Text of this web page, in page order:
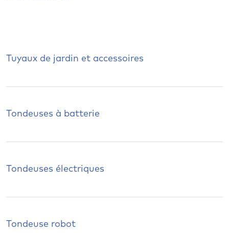
Tuyaux de jardin et accessoires
Tondeuses à batterie
Tondeuses électriques
Tondeuse robot